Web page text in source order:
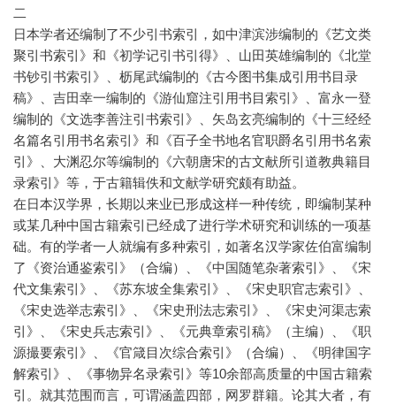
二
日本学者还编制了不少引书索引，如中津滨涉编制的《艺文类
聚引书索引》和《初学记引书引得》、山田英雄编制的《北堂
书钞引书索引》、枥尾武编制的《古今图书集成引用书目录
稿》、吉田幸一编制的《游仙窟注引用书目索引》、富永一登
编制的《文选李善注引书索引》、矢岛玄亮编制的《十三经经
名篇名引用书名索引》和《百子全书地名官职爵名引用书名索
引》、大渊忍尔等编制的《六朝唐宋的古文献所引道教典籍目
录索引》等，于古籍辑佚和文献学研究颇有助益。
在日本汉学界，长期以来业已形成这样一种传统，即编制某种
或某几种中国古籍索引已经成了进行学术研究和训练的一项基
础。有的学者一人就编有多种索引，如著名汉学家佐伯富编制
了《资治通鉴索引》（合编）、《中国随笔杂著索引》、《宋
代文集索引》、《苏东坡全集索引》、《宋史职官志索引》、
《宋史选举志索引》、《宋史刑法志索引》、《宋史河渠志索
引》、《宋史兵志索引》、《元典章索引稿》（主编）、《职
源撮要索引》、《官箴目次综合索引》（合编）、《明律国字
解索引》、《事物异名录索引》等10余部高质量的中国古籍索
引。就其范围而言，可谓涵盖四部，网罗群籍。论其大者，有